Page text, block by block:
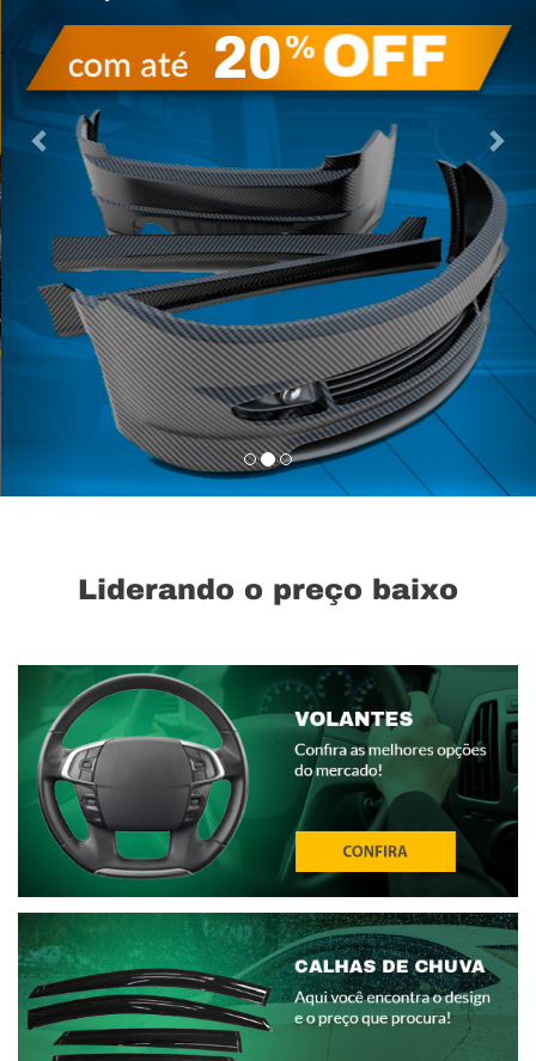
Liderando o preço baixo